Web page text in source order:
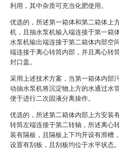
利用，其中杂质可充当化肥使用。
优选的，所述第一箱体和第二箱体上
机，且抽水泵机输入端连接于第一箱
水泵机输出端连接于第二箱体内部空
端连接于离心转筒内部，并且离心转
封口盖。
采用上述技术方案，当第一箱体内部
动抽水泵机将沉淀物上方的水通过水
便于进行二次固液分离操作。
优选的，所述第二箱体内部上方安装
转筒左端连接于第二转轴，所述离心
装有隔板，且隔板上下均开设有滑槽
设置有刮板，且刮板均位于水平状态。